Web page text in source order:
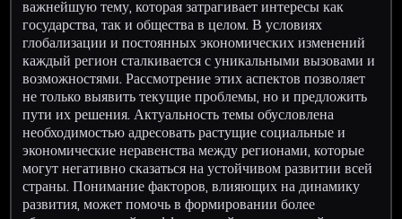
важнейшую тему, которая затрагивает интересы как
государства, так и общества в целом. В условиях
глобализации и постоянных экономических изменений
каждый регион сталкивается с уникальными вызовами и
возможностями. Рассмотрение этих аспектов позволяет
не только выявить текущие проблемы, но и предложить
пути их решения. Актуальность темы обусловлена
необходимостью адресовать растущие социальные и
экономические неравенства между регионами, которые
могут негативно сказаться на устойчивом развитии всей
страны. Понимание факторов, влияющих на динамику
развития, может помочь в формировании более